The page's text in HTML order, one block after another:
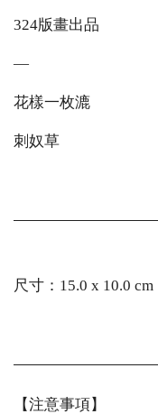
324版畫出品
—
花樣一枚漉
刺奴草
尺寸：15.0 x 10.0 cm
【注意事項】